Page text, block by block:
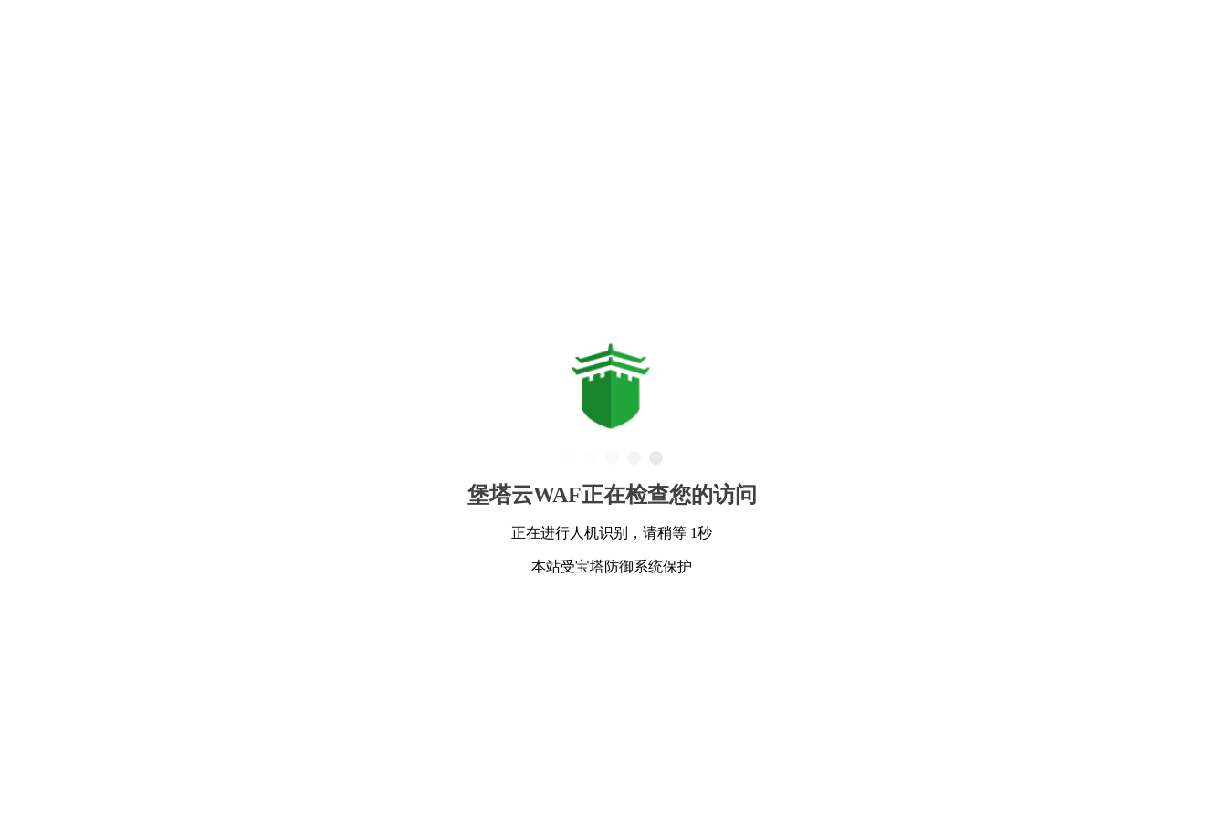
堡塔云WAF正在检查您的访问
正在进行人机识别，请稍等 1秒
本站受宝塔防御系统保护